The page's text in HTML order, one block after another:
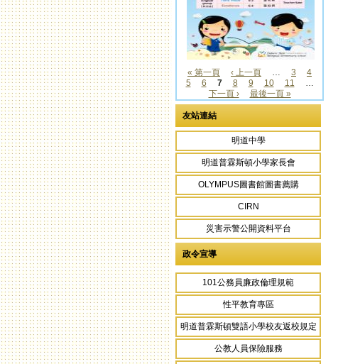
頁面
« 第一頁 ‹ 上一頁 … 3
4
5
6 7 8 9 10 11
…
下一頁 ›
最後一頁 »
友站連結
明道中學
明道普霖斯頓小學家長會
OLYMPUS圖書館圖書薦購
CIRN
災害示警公開資料平台
政令宣導
101公務員廉政倫理規範
性平教育專區
明道普霖斯頓雙語小學校友返校規定
公教人員保險服務